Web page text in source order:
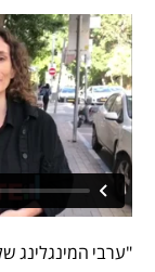
"ערבי המינגלינג